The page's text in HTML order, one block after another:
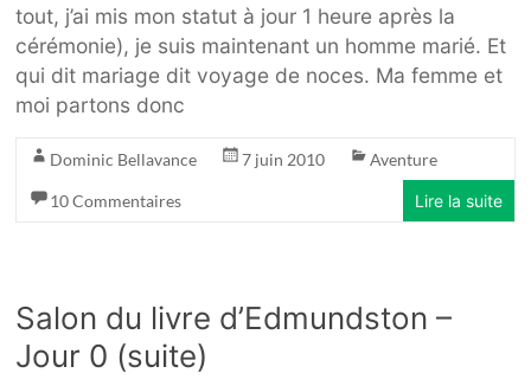
tout, j’ai mis mon statut à jour 1 heure après la
cérémonie), je suis maintenant un homme marié. Et
qui dit mariage dit voyage de noces. Ma femme et
moi partons donc
Dominic Bellavance 7 juin 2010 Aventure
10 Commentaires Lire la suite
Salon du livre d’Edmundston –
Jour 0 (suite)